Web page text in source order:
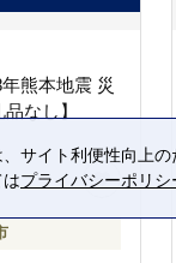
熊本地震 災
なし】
サイト利便性向上
プライバシーポリシ